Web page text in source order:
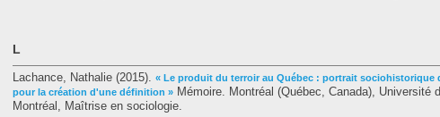
L
Lachance, Nathalie (2015). « Le produit du terroir au Québec : portrait sociohistorique
pour la création d'une définition » Mémoire. Montréal (Québec, Canada), Université
Montréal, Maîtrise en sociologie.